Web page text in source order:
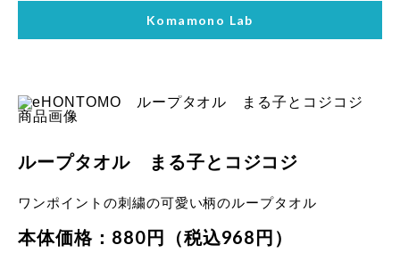
Komamono Lab
ループタオル まる子とコジコジ
ワンポイントの刺繍の可愛い柄のループタオル
本体価格：880円（税込968円）